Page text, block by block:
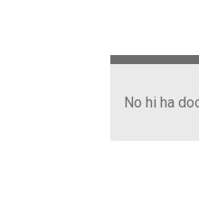
No hi ha